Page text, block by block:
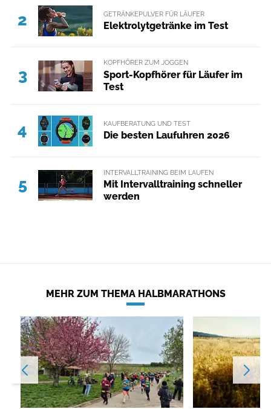
2 GETRÄNKEPULVER FÜR LÄUFER
Elektrolytgetränke im Test
3
KOPFHÖRER ZUM JOGGEN
Sport-Kopfhörer für Läufer im
Test
4 KAUFBERATUNG UND TEST
Die besten Laufuhren 2026
5
INTERVALLTRAINING BEIM LAUFEN
Mit Intervalltraining schneller
werden
MEHR ZUM THEMA HALBMARATHONS